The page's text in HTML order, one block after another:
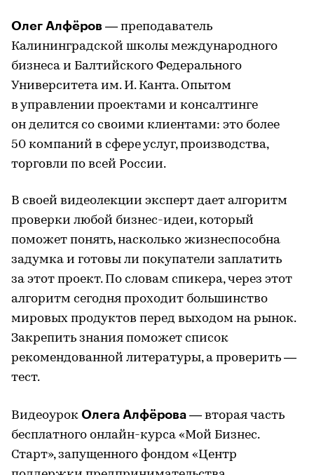
Олег Алфёров — преподаватель
Калининградской школы международного
бизнеса и Балтийского Федерального
Университета им. И. Канта. Опытом
в управлении проектами и консалтинге
он делится со своими клиентами: это более
50 компаний в сфере услуг, производства,
торговли по всей России.
В своей видеолекции эксперт дает алгоритм
проверки любой бизнес-идеи, который
поможет понять, насколько жизнеспособна
задумка и готовы ли покупатели заплатить
за этот проект. По словам спикера, через этот
алгоритм сегодня проходит большинство
мировых продуктов перед выходом на рынок.
Закрепить знания поможет список
рекомендованной литературы, а проверить —
тест.
Видеоурок Олега Алфёрова — вторая часть
бесплатного онлайн-курса «Мой Бизнес.
Старт», запущенного фондом «Центр